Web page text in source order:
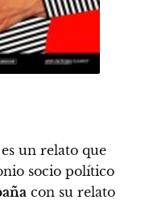
es un relato que
socio político
con su relato